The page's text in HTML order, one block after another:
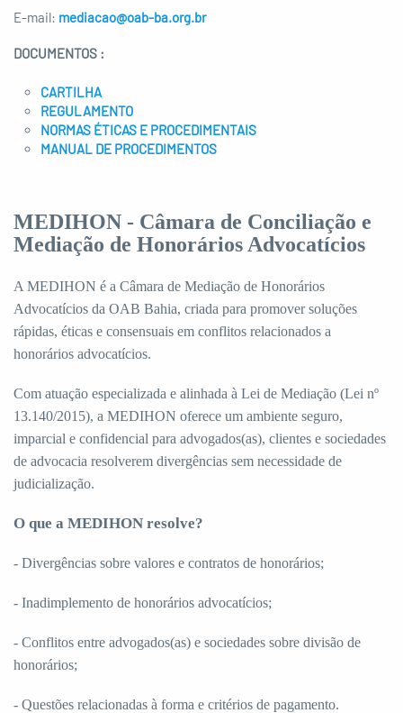
E-mail: mediacao@oab-ba.org.br
DOCUMENTOS :
CARTILHA
REGULAMENTO
NORMAS ÉTICAS E PROCEDIMENTAIS
MANUAL DE PROCEDIMENTOS
MEDIHON - Câmara de Conciliação e
Mediação de Honorários Advocatícios
A MEDIHON é a Câmara de Mediação de Honorários
Advocatícios da OAB Bahia, criada para promover soluções
rápidas, éticas e consensuais em conflitos relacionados a
honorários advocatícios.
Com atuação especializada e alinhada à Lei de Mediação (Lei nº
13.140/2015), a MEDIHON oferece um ambiente seguro,
imparcial e confidencial para advogados(as), clientes e sociedades
de advocacia resolverem divergências sem necessidade de
judicialização.
O que a MEDIHON resolve?
- Divergências sobre valores e contratos de honorários;
- Inadimplemento de honorários advocatícios;
- Conflitos entre advogados(as) e sociedades sobre divisão de
honorários;
- Questões relacionadas à forma e critérios de pagamento.